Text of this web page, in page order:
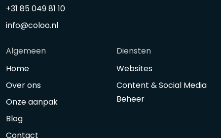
+31 85 049 81 10
info@coloo.nl
Algemeen
Home
Over ons
Onze aanpak
Blog
Contact
Diensten
Websites
Content & Social Media
Beheer